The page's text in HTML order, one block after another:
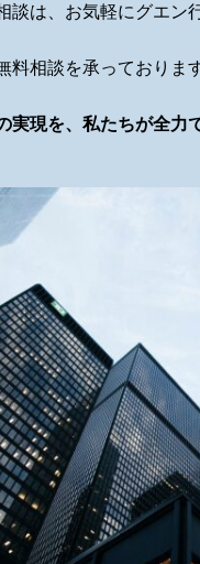
は、お気軽にグエン
料相談を承っております
現を、私たちが全力